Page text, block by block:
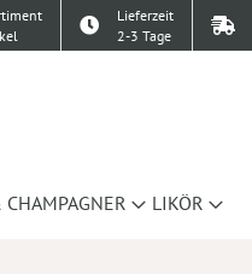
Lieferzeit
2-3 Tage
LIKÖR